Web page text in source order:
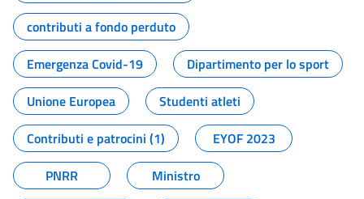
contributi a fondo perduto
Emergenza Covid-19
Dipartimento per lo sport
Unione Europea
Studenti atleti
Contributi e patrocini (1)
EYOF 2023
PNRR
Ministro